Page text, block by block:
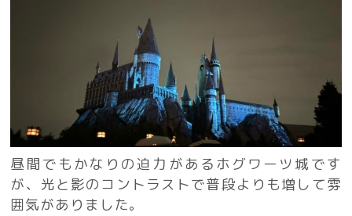
昼間でもかなりの迫力があるホグワーツ城です
が、光と影のコントラストで普段よりも増して雰
囲気がありました。